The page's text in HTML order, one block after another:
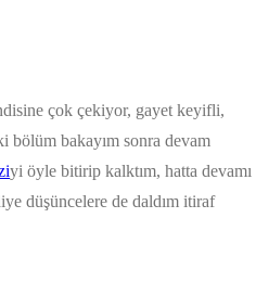
çok çekiyor, gayet keyifli,
bölüm bakayım sonra devam
yi öyle bitirip kalktım, hatta devamı
düşüncelere de daldım itiraf